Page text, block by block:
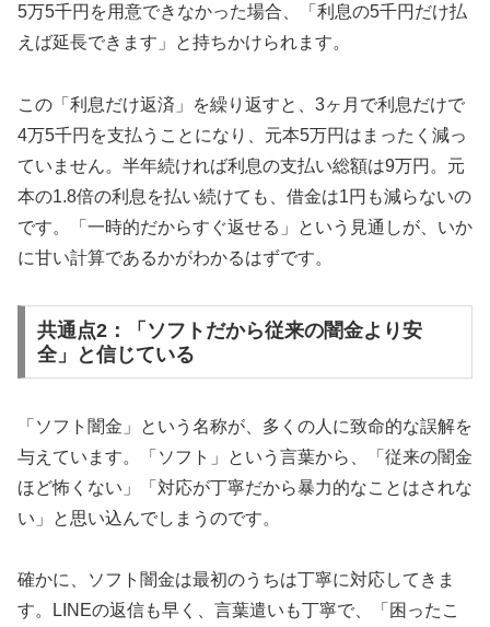
5万5千円を用意できなかった場合、「利息の5千円だけ払
えば延長できます」と持ちかけられます。
この「利息だけ返済」を繰り返すと、3ヶ月で利息だけで
4万5千円を支払うことになり、元本5万円はまったく減っ
ていません。半年続ければ利息の支払い総額は9万円。元
本の1.8倍の利息を払い続けても、借金は1円も減らないの
です。「一時的だからすぐ返せる」という見通しが、いか
に甘い計算であるかがわかるはずです。
共通点2：「ソフトだから従来の闇金より安
全」と信じている
「ソフト闇金」という名称が、多くの人に致命的な誤解を
与えています。「ソフト」という言葉から、「従来の闇金
ほど怖くない」「対応が丁寧だから暴力的なことはされな
い」と思い込んでしまうのです。
確かに、ソフト闇金は最初のうちは丁寧に対応してきま
す。LINEの返信も早く、言葉遣いも丁寧で、「困ったこ